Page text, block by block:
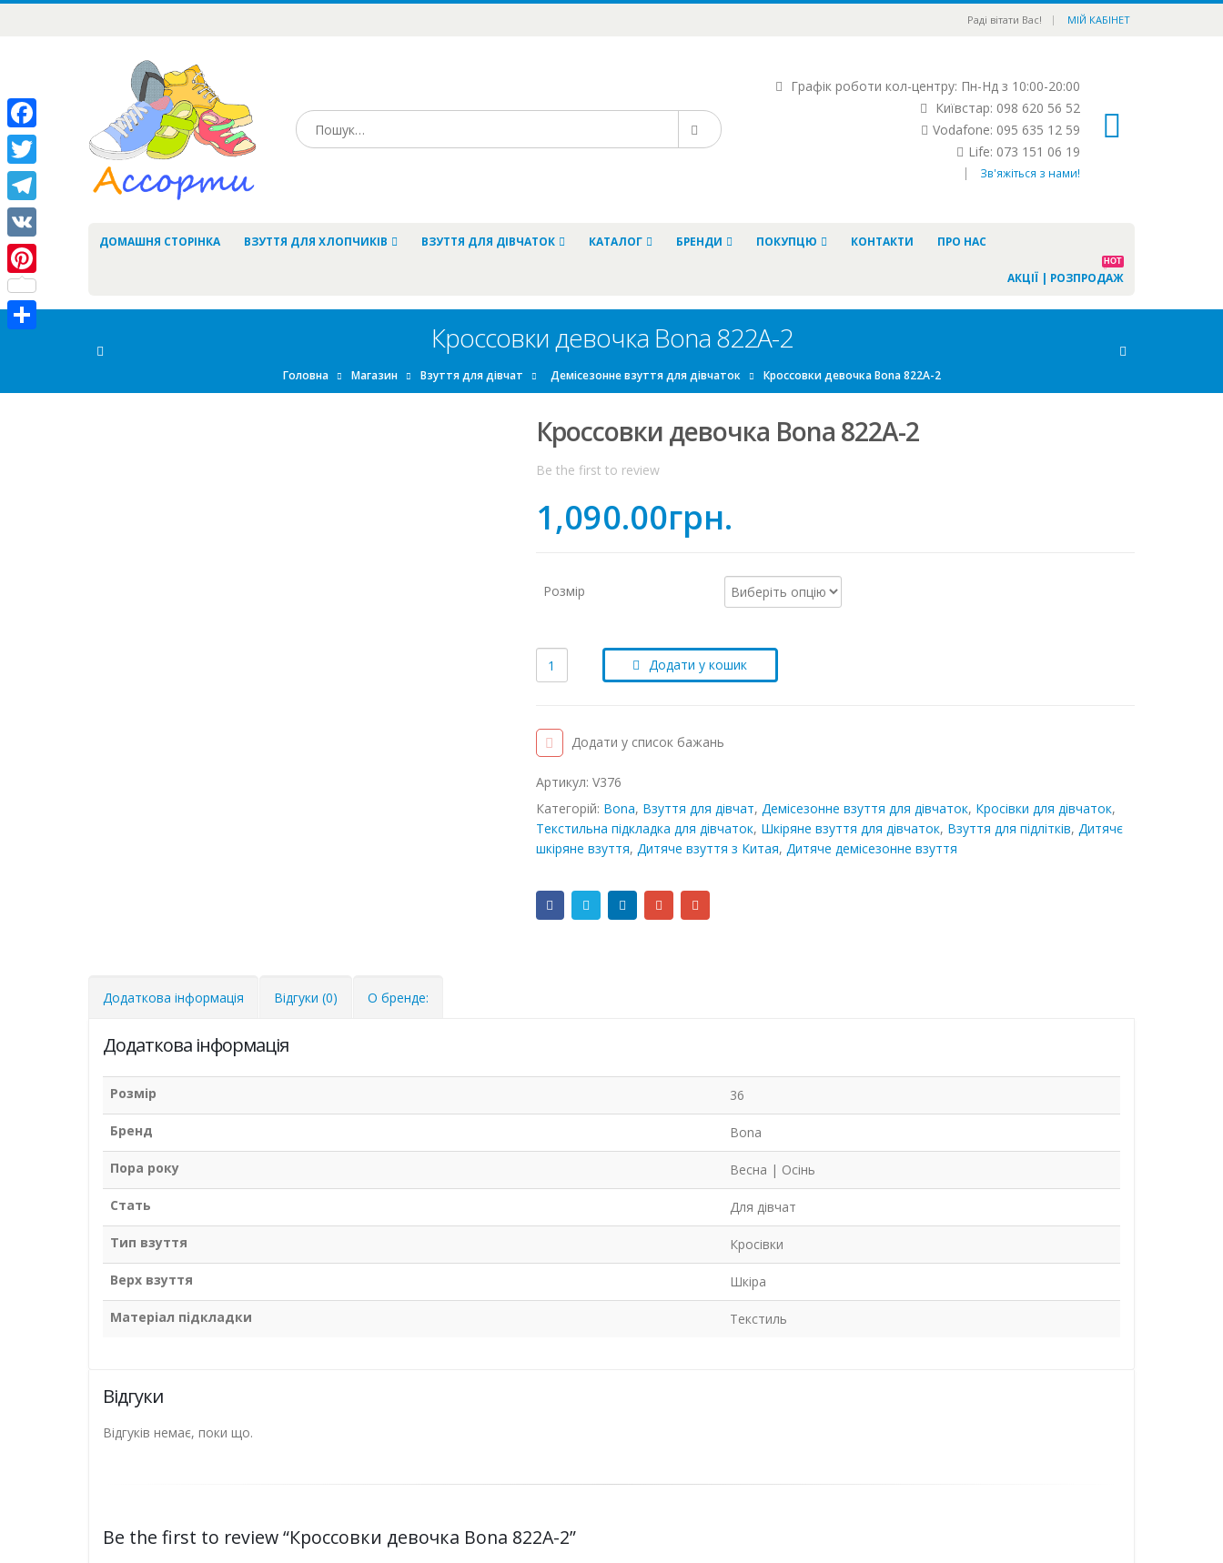
Раді вітати Вас! | МІЙ КАБІНЕТ
Графік роботи кол-центру: Пн-Нд з 10:00-20:00
Київстар: 098 620 56 52
Vodafone: 095 635 12 59
Life: 073 151 06 19
|
Зв'яжіться з нами!
ДОМАШНЯ СТОРІНКА ВЗУТТЯ ДЛЯ ХЛОПЧИКІВ ВЗУТТЯ ДЛЯ ДІВЧАТОК КАТАЛОГ БРЕНДИ ПОКУПЦЮ КОНТАКТИ ПРО НАС
АКЦІЇ | РОЗПРОДАЖ
HOT
Кроссовки девочка Bona 822A-2
Головна Магазин Взуття для дівчат Демісезонне взуття для дівчаток Кроссовки девочка Bona 822A-2
Кроссовки девочка Bona 822A-2
Be the first to review
1,090.00грн.
Розмір
Додати у кошик
Додати у список бажань
Артикул: V376
Категорій: Bona, Взуття для дівчат, Демісезонне взуття для дівчаток, Кросівки для дівчаток,
Текстильна підкладка для дівчаток, Шкіряне взуття для дівчаток, Взуття для підлітків, Дитячє
шкіряне взуття, Дитяче взуття з Китая, Дитяче демісезонне взуття
Додаткова інформація Відгуки (0) О бренде:
Додаткова інформація
Розмір 36
Бренд Bona
Пора року Весна | Осінь
Стать Для дівчат
Тип взуття Кросівки
Верх взуття Шкіра
Матеріал підкладки Текстиль
Відгуки
Відгуків немає, поки що.
Be the first to review “Кроссовки девочка Bona 822A-2”
Facebook
Twitter
Telegram
VK
Pinterest